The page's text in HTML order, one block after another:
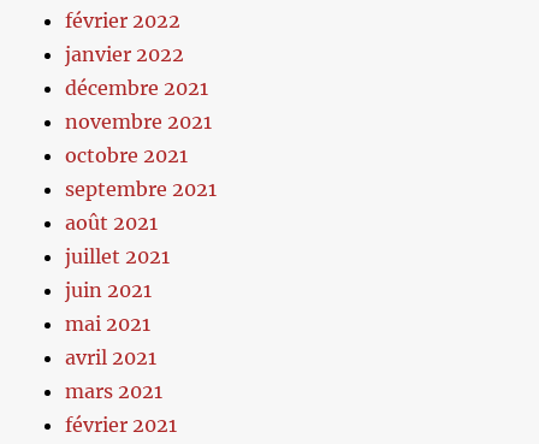
février 2022
janvier 2022
décembre 2021
novembre 2021
octobre 2021
septembre 2021
août 2021
juillet 2021
juin 2021
mai 2021
avril 2021
mars 2021
février 2021